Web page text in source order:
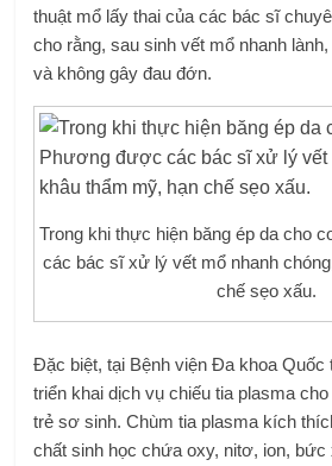
thuật mổ lấy thai của các bác sĩ
cho rằng, sau sinh vết mổ nhanh
và không gây đau đớn.
Trong khi thực hiện băng ép da cho
các bác sĩ xử lý vết mổ nhanh
chế sẹo xấu.
Đặc biệt, tại Bệnh viện Đa khoa Quốc
triển khai dịch vụ chiếu tia plasma
trẻ sơ sinh. Chùm tia plasma kích
chất sinh học chứa oxy, nitơ, ion,